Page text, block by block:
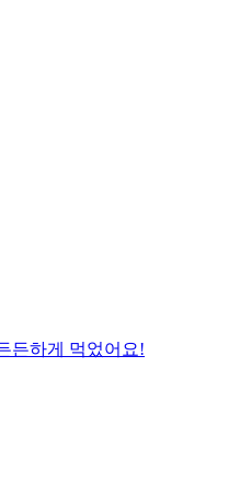
든하게 먹었어요!